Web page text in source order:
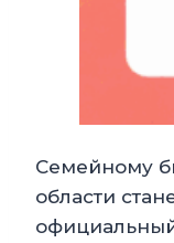
Семейному
области
официальный